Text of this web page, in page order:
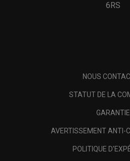
6RS
NOUS
STATUT DE LA
GARANTIE
AVERTISSEMENT ANTI-
POLITIQUE